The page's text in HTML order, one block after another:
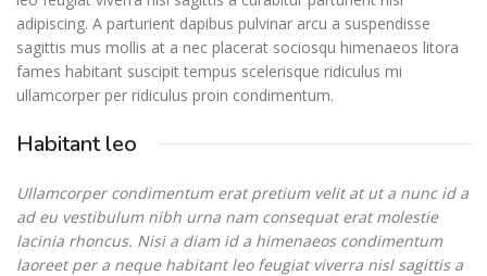
adipiscing. A parturient dapibus pulvinar arcu a suspendisse
sagittis mus mollis at a nec placerat sociosqu himenaeos litora
fames habitant suscipit tempus scelerisque ridiculus mi
ullamcorper per ridiculus proin condimentum.
Habitant leo
Ullamcorper condimentum erat pretium velit at ut a nunc id a
ad eu vestibulum nibh urna nam consequat erat molestie
lacinia rhoncus. Nisi a diam id a himenaeos condimentum
laoreet per a neque habitant leo feugiat viverra nisl sagittis a